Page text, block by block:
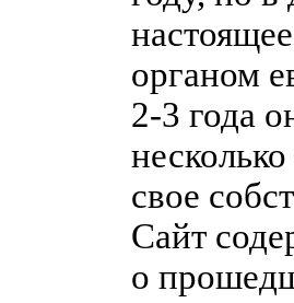
органом
2-3 года
свое
Сайт
о